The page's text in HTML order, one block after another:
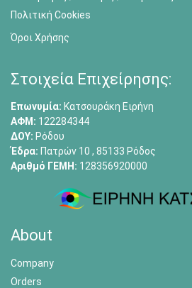
Πολιτική Cookies
Όροι Χρήσης
Στοιχεία Επιχείρησης:
Επωνυμία: Κατσουράκη Ειρήνη
ΑΦΜ: 122284344
ΔΟΥ: Ρόδου
Έδρα: Πατρών 10 , 85133 Ρόδος
Αριθμό ΓΕΜΗ: 128356920000
About
Company
Orders